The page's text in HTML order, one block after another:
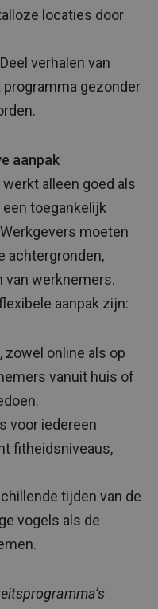
locaties door
verhalen van
gezonder
aanpak
alleen goed als
toegankelijk
moeten
achtergronden,
van werknemers.
aanpak zijn:
zowel online als op
vanuit huis of
voor iedereen
fitheidsniveaus,
tijden van de
vogels als de